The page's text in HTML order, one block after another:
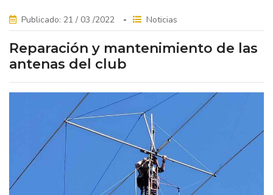
Publicado: 21 / 03 /2022 Noticias
Reparación y mantenimiento de las
antenas del club